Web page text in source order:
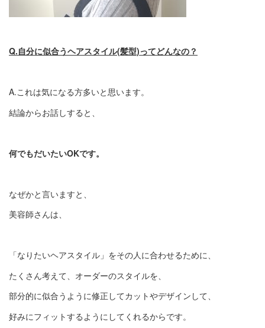
Q.自分に似合うヘアスタイル(髪型)ってどんなの？
A.これは気になる方多いと思います。
結論からお話しすると、
何でもだいたいOKです。
なぜかと言いますと、
美容師さんは、
「なりたいヘアスタイル」をその人に合わせるために、
たくさん考えて、オーダーのスタイルを、
部分的に似合うように修正してカットやデザインして、
好みにフィットするようにしてくれるからです。